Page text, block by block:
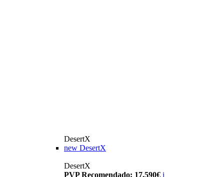
DesertX
new DesertX
DesertX
PVP Recomendado: 17.590€ i